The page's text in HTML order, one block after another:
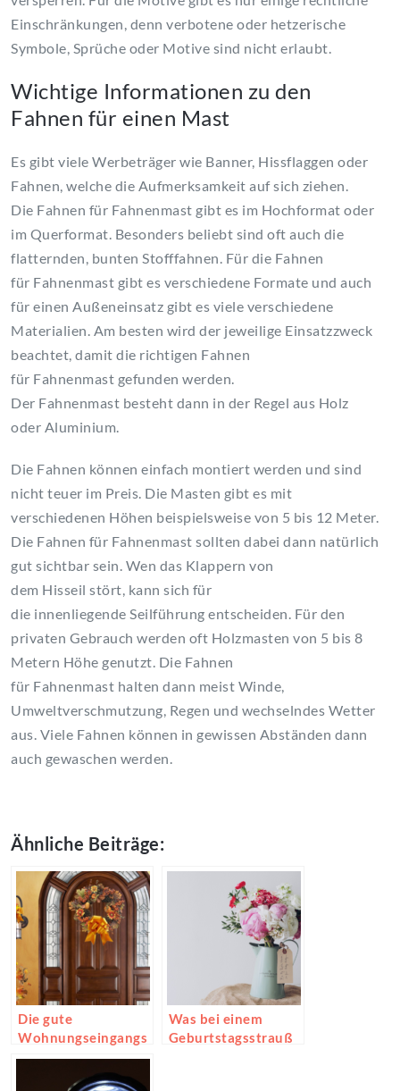
Einschränkungen, denn verbotene oder hetzerische
Symbole, Sprüche oder Motive sind nicht erlaubt.
Wichtige Informationen zu den
Fahnen für einen Mast
Es gibt viele Werbeträger wie Banner, Hissflaggen oder
Fahnen, welche die Aufmerksamkeit auf sich ziehen.
Die Fahnen für Fahnenmast gibt es im Hochformat oder
im Querformat. Besonders beliebt sind oft auch die
flatternden, bunten Stofffahnen. Für die Fahnen
für Fahnenmast gibt es verschiedene Formate und auch
für einen Außeneinsatz gibt es viele verschiedene
Materialien. Am besten wird der jeweilige Einsatzzweck
beachtet, damit die richtigen Fahnen
für Fahnenmast gefunden werden.
Der Fahnenmast besteht dann in der Regel aus Holz
oder Aluminium.
Die Fahnen können einfach montiert werden und sind
nicht teuer im Preis. Die Masten gibt es mit
verschiedenen Höhen beispielsweise von 5 bis 12 Meter.
Die Fahnen für Fahnenmast sollten dabei dann natürlich
gut sichtbar sein. Wen das Klappern von
dem Hisseil stört, kann sich für
die innenliegende Seilführung entscheiden. Für den
privaten Gebrauch werden oft Holzmasten von 5 bis 8
Metern Höhe genutzt. Die Fahnen
für Fahnenmast halten dann meist Winde,
Umweltverschmutzung, Regen und wechselndes Wetter
aus. Viele Fahnen können in gewissen Abständen dann
auch gewaschen werden.
Ähnliche Beiträge:
Die gute
Wohnungseingangs
tür
Was bei einem
Geburtstagsstrauß